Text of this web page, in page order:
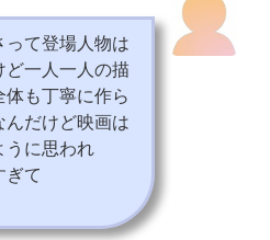
って登場人物は
ど一人一人の描
も丁寧に作ら
んだけど映画は
うに思われ
ぎて